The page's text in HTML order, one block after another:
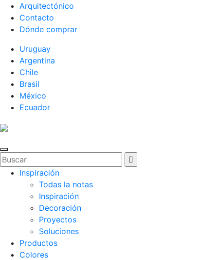
Arquitectónico
Contacto
Dónde comprar
Uruguay
Argentina
Chile
Brasil
México
Ecuador
Inspiración
Todas la notas
Inspiración
Decoración
Proyectos
Soluciones
Productos
Colores